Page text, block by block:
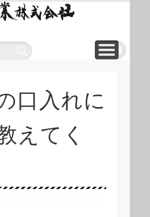
ープ
等重
吊り
上げ
ト 中
会社概要
ワイヤロープについて
モジュリフト
製品
「ロープくん」ECショップ
お問い合わせ
口入れに
えてく